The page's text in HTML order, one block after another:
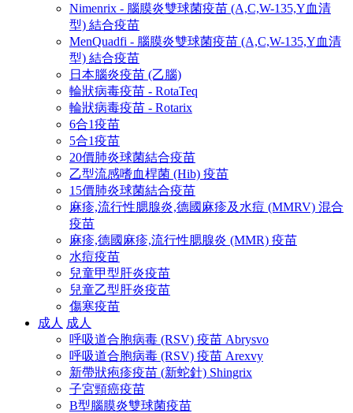
Nimenrix - 腦膜炎雙球菌疫苗 (A,C,W-135,Y血清
型) 結合疫苗
MenQuadfi - 腦膜炎雙球菌疫苗 (A,C,W-135,Y血清
型) 結合疫苗
日本腦炎疫苗 (乙腦)
輪狀病毒疫苗 - RotaTeq
輪狀病毒疫苗 - Rotarix
6合1疫苗
5合1疫苗
20價肺炎球菌結合疫苗
乙型流感嗜血桿菌 (Hib) 疫苗
15價肺炎球菌結合疫苗
麻疹,流行性腮腺炎,德國麻疹及水痘 (MMRV) 混合
疫苗
麻疹,德國麻疹,流行性腮腺炎 (MMR) 疫苗
水痘疫苗
兒童甲型肝炎疫苗
兒童乙型肝炎疫苗
傷寒疫苗
成人 成人
呼吸道合胞病毒 (RSV) 疫苗 Abrysvo
呼吸道合胞病毒 (RSV) 疫苗 Arexvy
新帶狀疱疹疫苗 (新蛇針) Shingrix
子宮頸癌疫苗
B型腦膜炎雙球菌疫苗